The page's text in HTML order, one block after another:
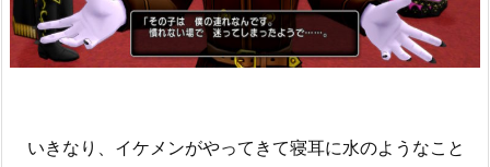
いきなり、イケメンがやってきて寝耳に水のようなこと